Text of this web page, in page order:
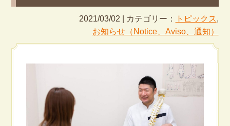
2021/03/02 | カテゴリー： トピックス,
お知らせ（Notice、Aviso、通知）